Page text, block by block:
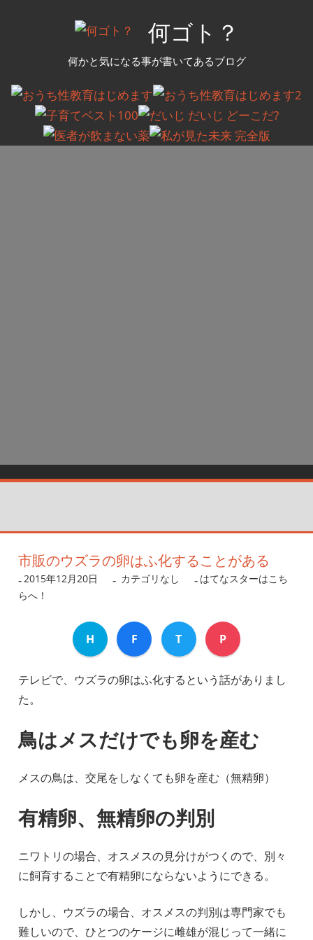
ツ
何ゴト？
何かと気になる事が書いてあるブログ
市販のウズラの卵はふ化することがある
2015年12月20日 nanigoto
カテゴリなし
はてなスターはこち
らへ！
H F T P
テレビで、ウズラの卵はふ化するという話がありまし
た。
鳥はメスだけでも卵を産む
メスの鳥は、交尾をしなくても卵を産む（無精卵）
有精卵、無精卵の判別
ニワトリの場合、オスメスの見分けがつくので、別々
に飼育することで有精卵にならないようにできる。
しかし、ウズラの場合、オスメスの判別は専門家でも
難しいので、ひとつのケージに雌雄が混じって一緒に